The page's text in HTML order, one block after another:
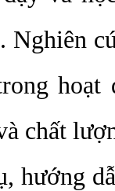
Nghiên
chất
hướng